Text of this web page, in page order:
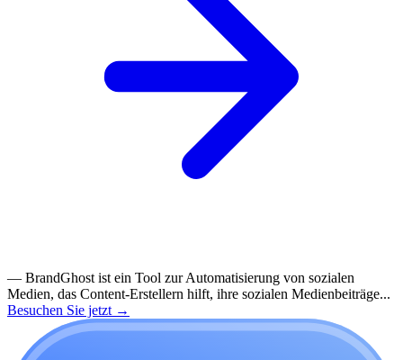
— BrandGhost ist ein Tool zur Automatisierung von sozialen
Medien, das Content-Erstellern hilft, ihre sozialen Medienbeiträge...
Besuchen Sie jetzt →